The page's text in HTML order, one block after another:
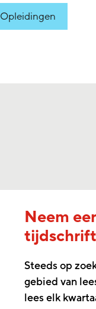
Opleidingen
Neem
Steeds op
gebied van
lees elk